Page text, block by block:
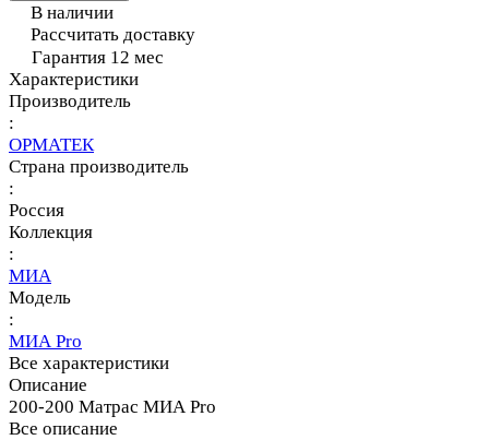
В наличии
Рассчитать доставку
Гарантия 12 мес
Характеристики
Производитель
:
ОРМАТЕК
Страна производитель
:
Россия
Коллекция
:
МИА
Модель
:
МИА Pro
Все характеристики
Описание
200-200 Матрас МИА Pro
Все описание